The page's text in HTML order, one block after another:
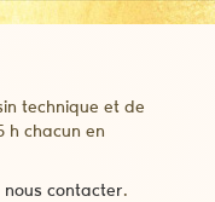
technique et de
h chacun en
nous contacter.